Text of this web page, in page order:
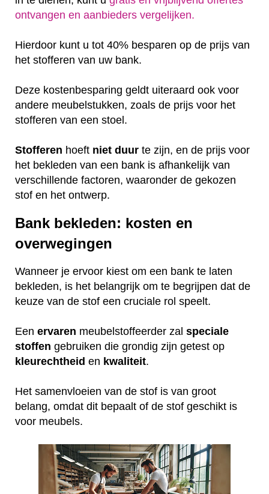
ontvangen en aanbieders vergelijken.
Hierdoor kunt u tot 40% besparen op de prijs van
het stofferen van uw bank.
Deze kostenbesparing geldt uiteraard ook voor
andere meubelstukken, zoals de prijs voor het
stofferen van een stoel.
Stofferen hoeft niet duur te zijn, en de prijs voor
het bekleden van een bank is afhankelijk van
verschillende factoren, waaronder de gekozen
stof en het ontwerp.
Bank bekleden: kosten en
overwegingen
Wanneer je ervoor kiest om een bank te laten
bekleden, is het belangrijk om te begrijpen dat de
keuze van de stof een cruciale rol speelt.
Een ervaren meubelstoffeerder zal speciale
stoffen gebruiken die grondig zijn getest op
kleurechtheid en kwaliteit.
Het samenvloeien van de stof is van groot
belang, omdat dit bepaalt of de stof geschikt is
voor meubels.